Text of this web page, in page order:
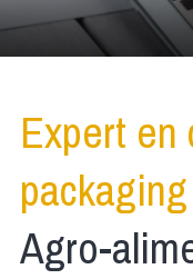
Expert
packaging
Agro-